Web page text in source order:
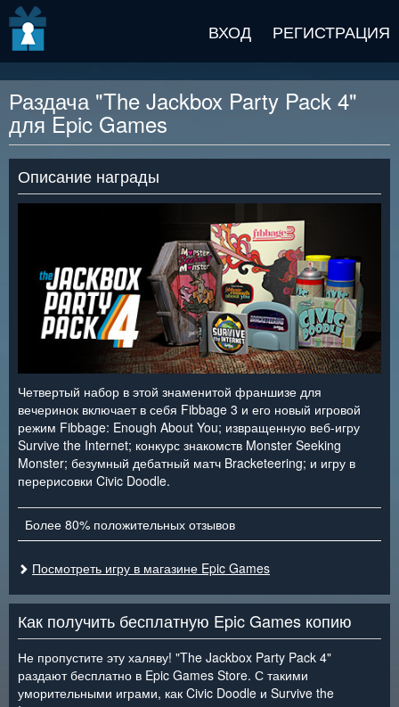
ВХОД РЕГИСТРАЦИЯ
Раздача "The Jackbox Party Pack 4"
для Epic Games
Описание награды
Четвертый набор в этой знаменитой франшизе для
вечеринок включает в себя Fibbage 3 и его новый игровой
режим Fibbage: Enough About You; извращенную веб-игру
Survive the Internet; конкурс знакомств Monster Seeking
Monster; безумный дебатный матч Bracketeering; и игру в
перерисовки Civic Doodle.
Более 80% положительных отзывов
Посмотреть игру в магазине Epic Games
Как получить бесплатную Epic Games копию
Не пропустите эту халяву! "The Jackbox Party Pack 4"
раздают бесплатно в Epic Games Store. С такими
уморительными играми, как Civic Doodle и Survive the